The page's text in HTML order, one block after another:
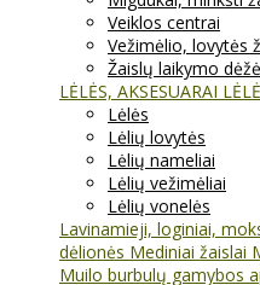
Veiklos centrai
Vežimėlio, lovytės
Žaislų laikymo
LĖLĖS, AKSESUARAI
Lėlės
Lėlių lovytės
Lėlių nameliai
Lėlių vežimėliai
Lėlių vonelės
Lavinamieji, loginiai,
dėlionės Mediniai žaislai
Muilo burbulų gamybos